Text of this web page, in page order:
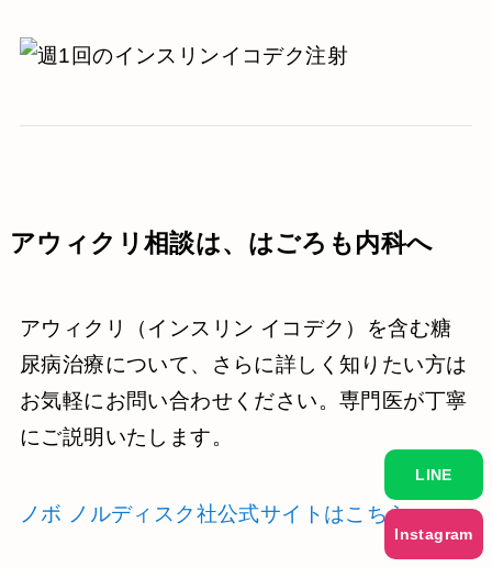
アウィクリ相談は、はごろも内科へ
アウィクリ（インスリン イコデク）を含む糖
尿病治療について、さらに詳しく知りたい方は
お気軽にお問い合わせください。専門医が丁寧
にご説明いたします。
ノボ ノルディスク社公式サイトはこちら
LINE
Instagram